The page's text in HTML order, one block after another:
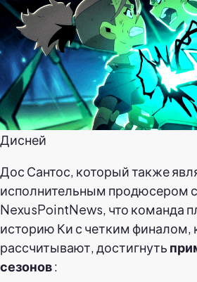
Дисней
Дос Сантос, который также
исполнительным продюсером
NexusPointNews, что команда
историю Ки с четким финалом,
рассчитывают, достигнуть
сезонов: